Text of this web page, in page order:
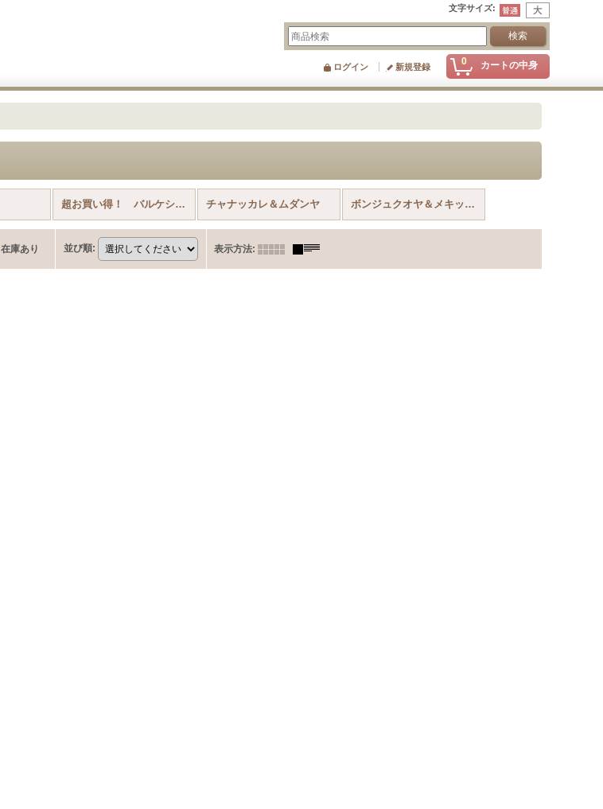
文字サイズ:
0 カートの中身
ログイン 新規登録
超お買い得！ バルケシール アウトレット チャナッカレ＆ムダンヤ ボンジュクオヤ＆メキッキオヤ＆その他
在庫あり 並び順: 表示方法: